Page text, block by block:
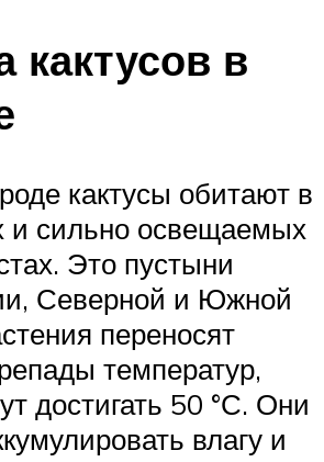
кактусов в
кактусы обитают в
и сильно освещаемых
Это пустыни
Северной и Южной
переносят
температур,
достигать 50 °С. Они
влагу и